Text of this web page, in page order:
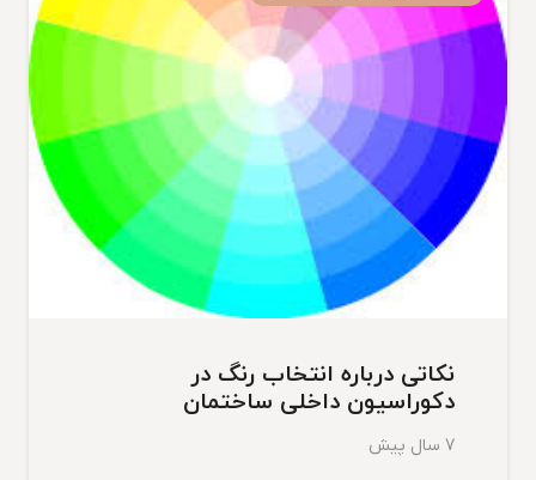
نکاتی درباره انتخاب رنگ در
دکوراسیون داخلی ساختمان
7 سال پیش